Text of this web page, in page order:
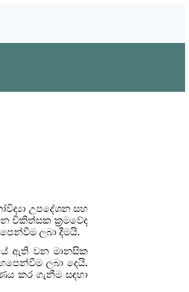
උපදේශන සහ
චිකිත්සක ක්‍රමවේද
ලබා දීමයි.
ඇති වන මානසික
ලබා දෙයි.
කර ගැනීම සඳහා